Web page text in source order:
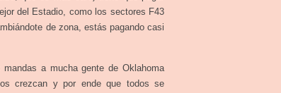
del Estadio, como los sectores F43
de zona, estás pagando casi
a mucha gente de Oklahoma
crezcan y por ende que todos se